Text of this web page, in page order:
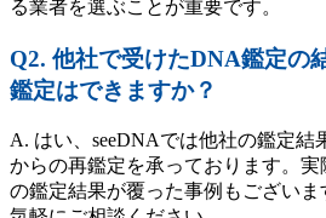
る業者を選ぶことが重要です。
Q2. 他社で受けたDNA鑑定の
鑑定はできますか？
A. はい、seeDNAでは他社の鑑定結
からの再鑑定を承っております。
の鑑定結果が覆った事例もござい